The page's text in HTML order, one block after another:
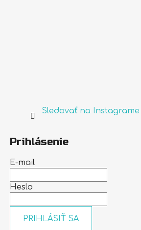
Sledovať na Instagrame
Prihlásenie
E-mail
Heslo
PRIHLÁSIŤ SA